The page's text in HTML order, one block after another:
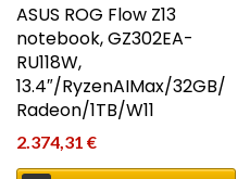
ASUS ROG Flow Z13
notebook, GZ302EA-
RU118W,
13.4″/RyzenAIMax/32GB/
Radeon/1TB/W11
2.374,31 €